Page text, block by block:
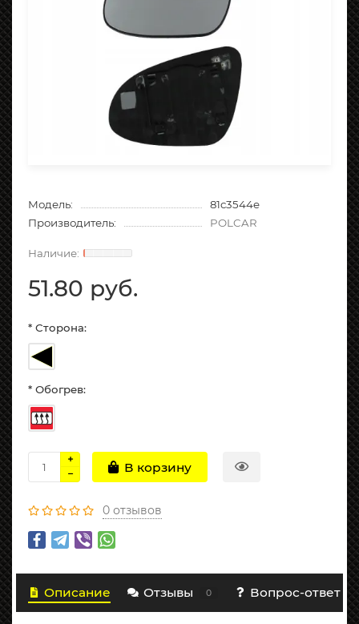
Модель:
81c3544e
Производитель:
POLCAR
51.80 руб.
* Сторона:
* Обогрев:
В корзину
0 отзывов
Описание Отзывы 0 Вопрос-ответ 0